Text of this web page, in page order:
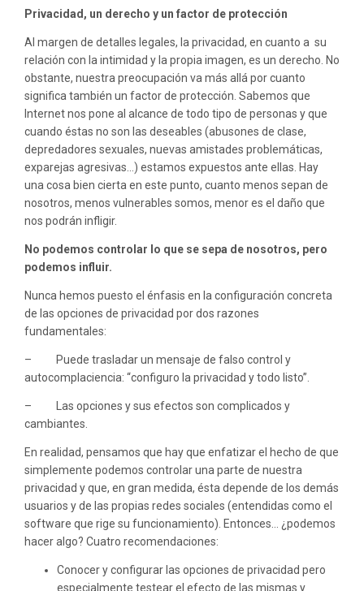
Privacidad, un derecho y un factor de protección
Al margen de detalles legales, la privacidad, en cuanto a su
relación con la intimidad y la propia imagen, es un derecho. No
obstante, nuestra preocupación va más allá por cuanto
significa también un factor de protección. Sabemos que
Internet nos pone al alcance de todo tipo de personas y que
cuando éstas no son las deseables (abusones de clase,
depredadores sexuales, nuevas amistades problemáticas,
exparejas agresivas…) estamos expuestos ante ellas. Hay
una cosa bien cierta en este punto, cuanto menos sepan de
nosotros, menos vulnerables somos, menor es el daño que
nos podrán infligir.
No podemos controlar lo que se sepa de nosotros, pero
podemos influir.
Nunca hemos puesto el énfasis en la configuración concreta
de las opciones de privacidad por dos razones
fundamentales:
– Puede trasladar un mensaje de falso control y
autocomplaciencia: “configuro la privacidad y todo listo”.
– Las opciones y sus efectos son complicados y
cambiantes.
En realidad, pensamos que hay que enfatizar el hecho de que
simplemente podemos controlar una parte de nuestra
privacidad y que, en gran medida, ésta depende de los demás
usuarios y de las propias redes sociales (entendidas como el
software que rige su funcionamiento). Entonces… ¿podemos
hacer algo? Cuatro recomendaciones:
Conocer y configurar las opciones de privacidad pero
especialmente testear el efecto de las mismas y